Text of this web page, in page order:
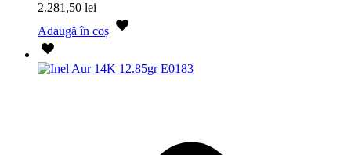
2.281,50 lei
Adaugă în coș